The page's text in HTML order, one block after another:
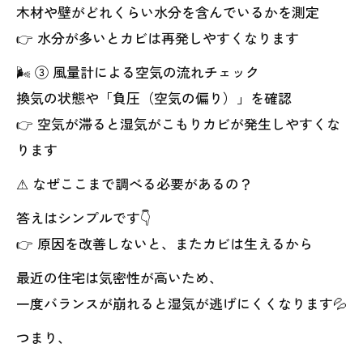
木材や壁がどれくらい水分を含んでいるかを測定
👉 水分が多いとカビは再発しやすくなります
🌬 ③ 風量計による空気の流れチェック
換気の状態や「負圧（空気の偏り）」を確認
👉 空気が滞ると湿気がこもりカビが発生しやすくな
ります
⚠ なぜここまで調べる必要があるの？
答えはシンプルです👇
👉 原因を改善しないと、またカビは生えるから
最近の住宅は気密性が高いため、
一度バランスが崩れると湿気が逃げにくくなります💦
つまり、